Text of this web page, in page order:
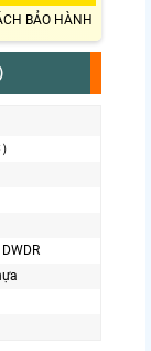
BẢO HÀNH